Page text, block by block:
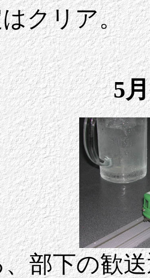
クリア。
5
部下の歓